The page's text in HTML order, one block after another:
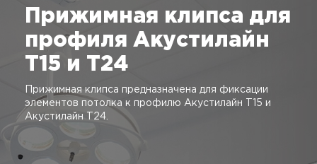
Прижимная клипса для
профиля Акустилайн
Т15 и Т24
Прижимная клипса предназначена для фиксации
элементов потолка к профилю Акустилайн Т15 и
Акустилайн Т24.